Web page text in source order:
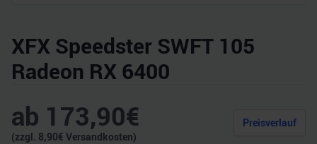
XFX Speedster SWFT 105
Radeon RX 6400
ab 173,90€
(zzgl. 8,90€ Versandkosten)
Preisverlauf